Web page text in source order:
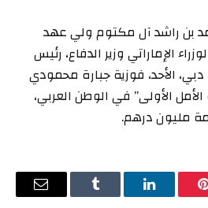
بن راشد آل مكتوم ولي عهد
الإماراتي وزير الدفاع، رئيس
الأحد، فوزية جبارة محمودي
الأولى” في الوطن العربي،
مليون درهم.
بينتيريستلينكدإن Tumblr
البريد